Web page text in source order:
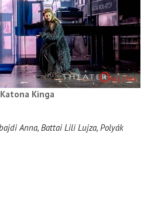
Katona Kinga
Anna, Battai Lili Lujza, Polyák